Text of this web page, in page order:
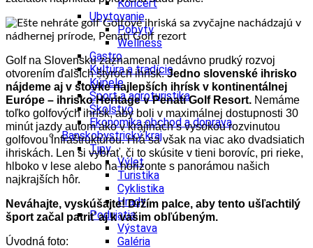
Koncert
Ubytovanie
Pobyty
Wellness
Gastro
Kultúra a tradície
Kúpele
Šport a agroturistika
Školstvo
Ekonomika obchod a doprava
Banskobystrický kraj
Tipy
Výlet
Turistika
Cyklistika
Hrady
Podujatia
Výstava
Galéria
Golf na Slovensku zaznamenal nedávno prudký rozvoj
otvorením ďalších štyroch ihrísk.Jedno slovenské ihrisko
nájdeme aj v stovke najlepších ihrísk v kontinentálnej
Európe – ihrisko Heritage v Penati Golf Resort. Nemáme
toľko golfových ihrísk, aby boli v maximálnej dostupnosti 30
minút jazdy autom ako v krajinách s vysokou rozvinutou
golfovou infraštruktúrou. Hrá sa však na viac ako dvadsiatich
ihriskách. Len si vybrať, či to skúsite v tieni borovíc, pri rieke,
hlboko v lese alebo na horizonte s panorámou našich
najkrajších hôr.
Neváhajte, vyskúšajte! Držím palce, aby tento ušľachtilý
šport začal patriť aj k vašim obľúbeným.
Úvodná foto: